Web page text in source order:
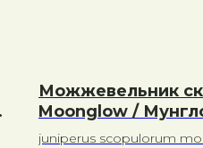
Можжевельник
Moonglow /
juniperus scopulorum